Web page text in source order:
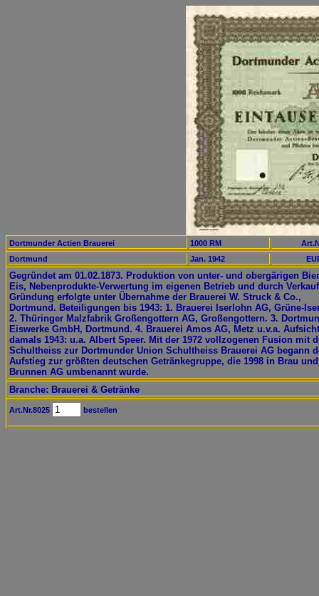
Dortmunder Actien Brauerei 1000 RM
Dortmund
Jan. 1942
Gegründet am 01.02.1873. Produktion von unter- und obergärigen
Eis, Nebenprodukte-Verwertung im eigenen Betrieb und durch
Gründung erfolgte unter Übernahme der Brauerei W. Struck & Co.,
Dortmund. Beteiligungen bis 1943: 1. Brauerei Iserlohn AG, Grüne-
2. Thüringer Malzfabrik Großengottern AG, Großengottern. 3.
Eiswerke GmbH, Dortmund. 4. Brauerei Amos AG, Metz u.v.a.
damals 1943: u.a. Albert Speer. Mit der 1972 vollzogenen Fusion mit
Schultheiss zur Dortmunder Union Schultheiss Brauerei AG begann
Aufstieg zur größten deutschen Getränkegruppe, die 1998 in Brau und
Brunnen AG umbenannt wurde.
Branche: Brauerei & Getränke
Art.Nr.8025 bestellen